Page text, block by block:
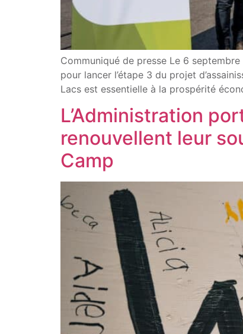
Communiqué de presse Le 6
pour lancer l’étape 3 du projet
Lacs est essentielle à la prospérité
L’Administration
renouvellent leur
Camp